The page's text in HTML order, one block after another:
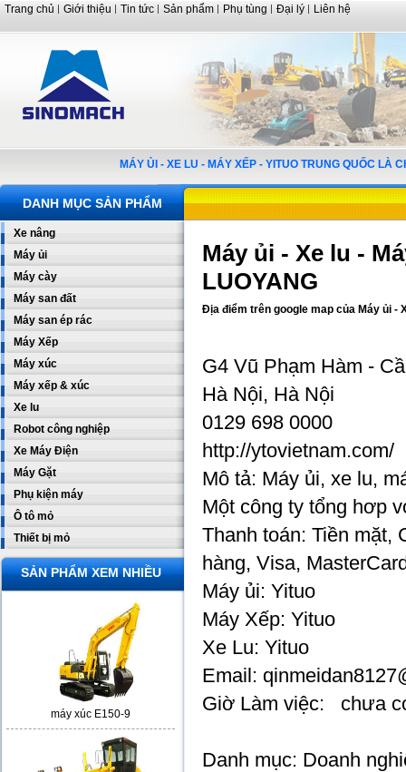
Trang chủ Giới thiệu Tin tức Sản phẩm Phụ tùng Đại lý Liên hệ
MÁY ỦI - XE LU - MÁY XẾP - YITUO TRUNG QUỐC
DANH MỤC SẢN PHẨM
Xe nâng
Máy ủi
Máy cày
Máy san đất
Máy san ép rác
Máy Xếp
Máy xúc
Máy xếp & xúc
Xe lu
Robot công nghiệp
Xe Máy Điện
Máy Gặt
Phụ kiện máy
Ô tô mỏ
Thiết bị mỏ
SẢN PHẨM XEM NHIỀU
máy xúc E150-9
Máy ủi - Xe lu -
LUOYANG
Địa điểm trên google map của Máy ủi -
G4 Vũ Phạm Hàm -
Hà Nội, Hà Nội
0129 698 0000
http://ytovietnam.com/
Mô tả: Máy ủi, xe lu,
Một công ty tổng hơp
Thanh toán: Tiền mặt,
hàng, Visa,
Máy ủi: Yituo
Máy Xếp: Yituo
Xe Lu: Yituo
Email:
Giờ Làm việc: chưa
Danh mục: Doanh